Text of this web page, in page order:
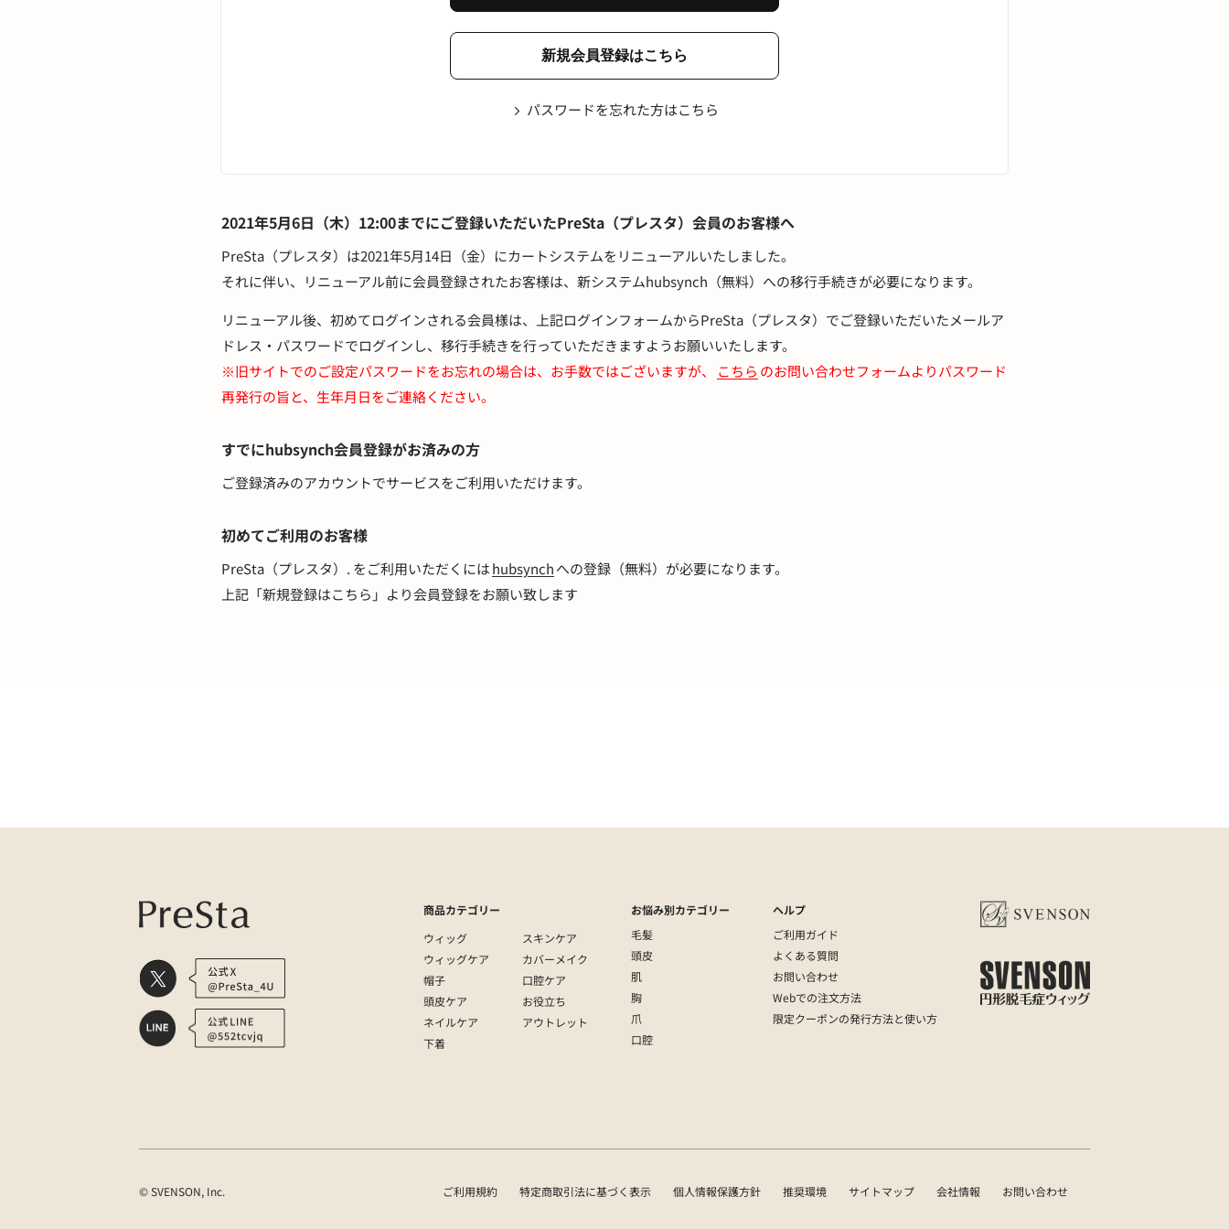
パスワードを忘れた方はこちら
2021年5月6日（木）12:00までにご登録いただいたPreSta（プレスタ）会員のお客様へ
PreSta（プレスタ）は2021年5月14日（金）にカートシステムをリニューアルいたしました。
それに伴い、リニューアル前に会員登録されたお客様は、新システムhubsynch（無料）への移行手続きが必要になります。
リニューアル後、初めてログインされる会員様は、上記ログインフォームからPreSta（プレスタ）でご登録いただいたメールア
ドレス・パスワードでログインし、移行手続きを行っていただきますようお願いいたします。
※旧サイトでのご設定パスワードをお忘れの場合は、お手数ではございますが、
こちら のお問い合わせフォームよりパスワード
再発行の旨と、生年月日をご連絡ください。
すでにhubsynch会員登録がお済みの方
ご登録済みのアカウントでサービスをご利用いただけます。
初めてご利用のお客様
PreSta（プレスタ）. をご利用いただくにはhubsynchへの登録（無料）が必要になります。
上記「新規登録はこちら」より会員登録をお願い致します
商品カテゴリー
ウィッグ
ウィッグケア
帽子
頭皮ケア
ネイルケア
下着
スキンケア
カバーメイク
口腔ケア
お役立ち
アウトレット
お悩み別カテゴリー
毛髪
頭皮
肌
胸
爪
口腔
ヘルプ
ご利用ガイド
よくある質問
お問い合わせ
Webでの注文方法
限定クーポンの発行方法と使い方
ご利用規約 特定商取引法に基づく表示 個人情報保護方針 推奨環境 サイトマップ 会社情報 お問い合わせ
© SVENSON, Inc.